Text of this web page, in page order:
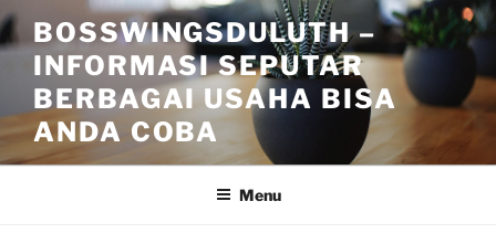
Skip
to
content
BOSSWINGSDULUTH –
INFORMASI SEPUTAR
BERBAGAI USAHA BISA
ANDA COBA
Menu